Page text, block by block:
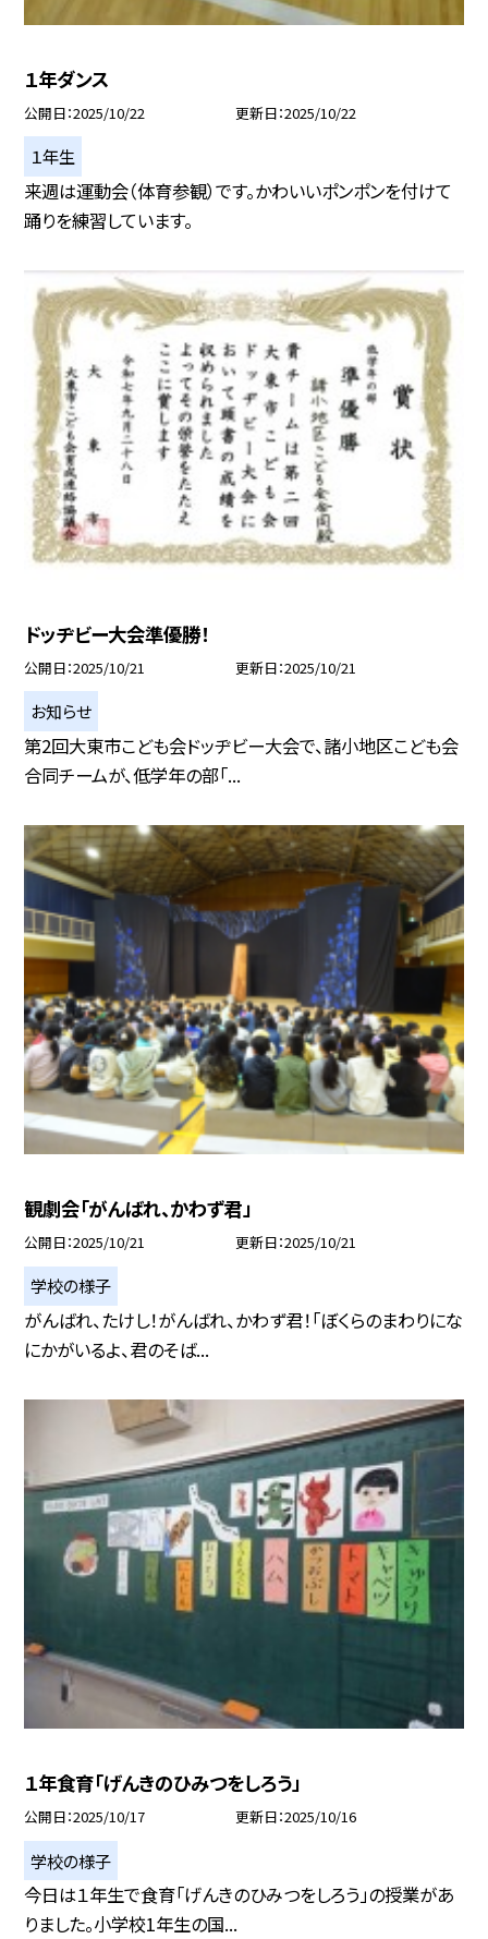
１年ダンス
公開日 2025/10/22 更新日 2025/10/22
１年生
来週は運動会（体育参観）です。かわいいポンポンを付けて
踊りを練習しています。
ドッヂビー大会準優勝！
公開日 2025/10/21 更新日 2025/10/21
お知らせ
第2回大東市こども会ドッヂビー大会で、諸小地区こども会
合同チームが、低学年の部「...
観劇会「がんばれ、かわず君」
公開日 2025/10/21 更新日 2025/10/21
学校の様子
がんばれ、たけし！がんばれ、かわず君！「ぼくらのまわりにな
にかがいるよ、君のそば...
１年食育「げんきのひみつをしろう」
公開日 2025/10/17 更新日 2025/10/16
学校の様子
今日は１年生で食育「げんきのひみつをしろう」の授業があ
りました。小学校1年生の国...